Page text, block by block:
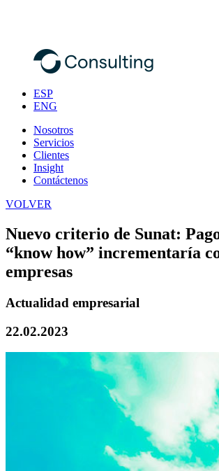
ESP
ENG
Nosotros
Servicios
Clientes
Insight
Contáctenos
VOLVER
Nuevo criterio de Sunat:
“know how” incrementaría
empresas
Actualidad empresarial
22.02.2023